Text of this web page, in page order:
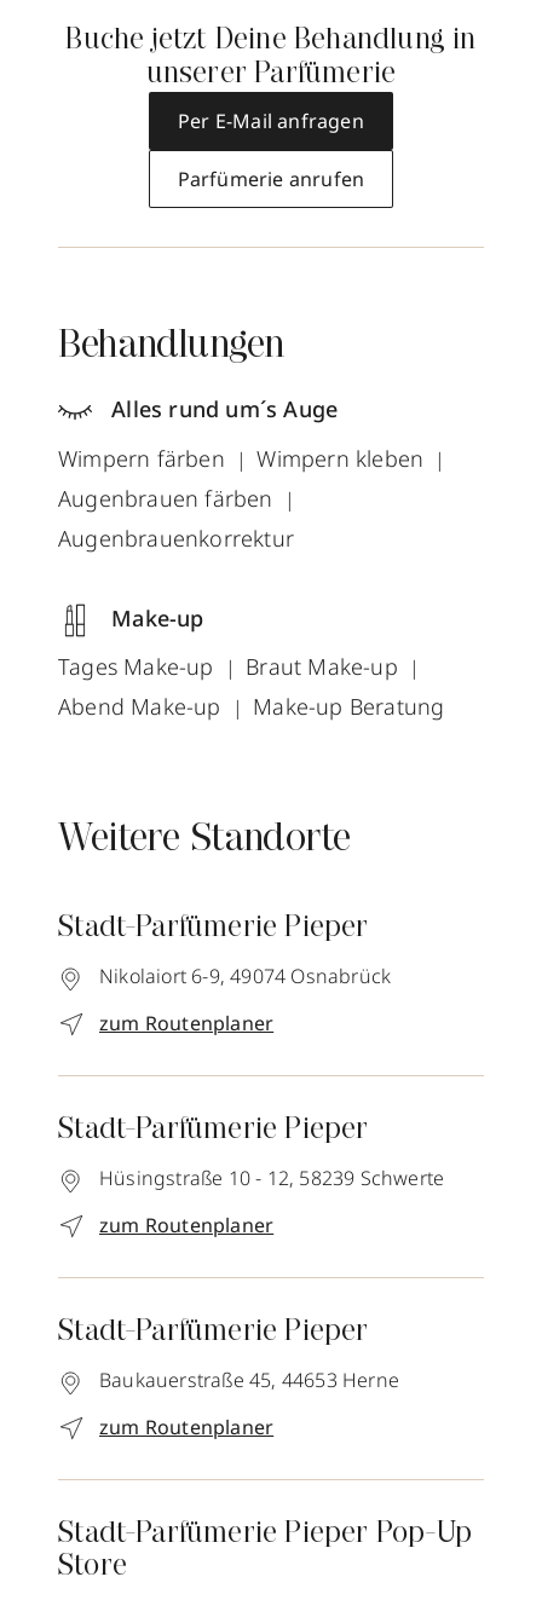
Buche jetzt Deine Behandlung in
unserer Parfümerie
Per E-Mail anfragen
Parfümerie anrufen
Behandlungen
Alles rund um´s Auge
Wimpern färben
Wimpern kleben
Augenbrauen färben
Augenbrauenkorrektur
Make-up
Tages Make-up
Braut Make-up
Abend Make-up
Make-up Beratung
Weitere Standorte
Stadt-Parfümerie Pieper
Nikolaiort 6-9, 49074 Osnabrück
zum Routenplaner
Stadt-Parfümerie Pieper
Hüsingstraße 10 - 12, 58239 Schwerte
zum Routenplaner
Stadt-Parfümerie Pieper
Baukauerstraße 45, 44653 Herne
zum Routenplaner
Stadt-Parfümerie Pieper Pop-Up
Store